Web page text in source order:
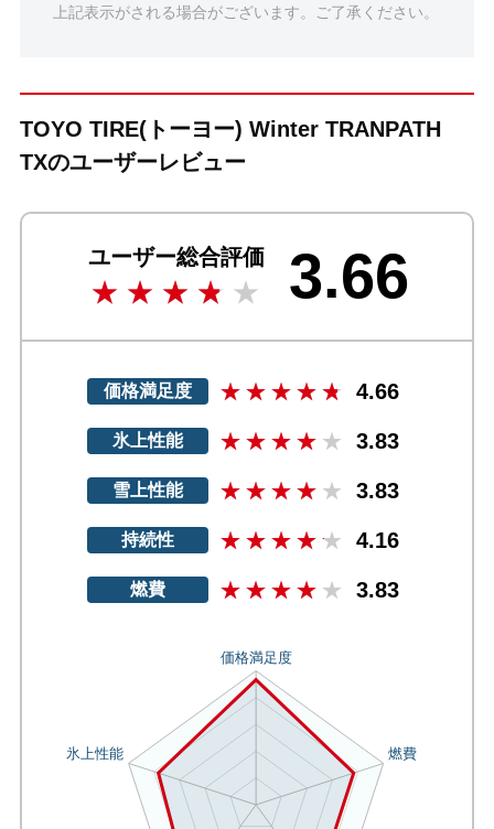
上記表示がされる場合がございます。ご了承ください。
TOYO TIRE(トーヨー) Winter TRANPATH
TXのユーザーレビュー
ユーザー総合評価 3.66
価格満足度 4.66
氷上性能 3.83
雪上性能 3.83
持続性 4.16
燃費 3.83